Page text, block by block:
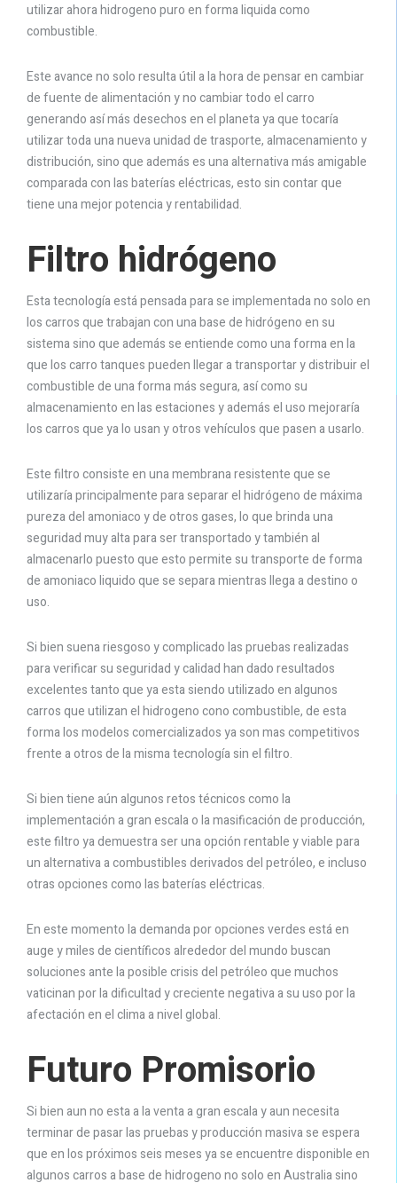
utilizar ahora hidrogeno puro en forma liquida como
combustible.
Este avance no solo resulta útil a la hora de pensar en cambiar
de fuente de alimentación y no cambiar todo el carro
generando así más desechos en el planeta ya que tocaría
utilizar toda una nueva unidad de trasporte, almacenamiento y
distribución, sino que además es una alternativa más amigable
comparada con las baterías eléctricas, esto sin contar que
tiene una mejor potencia y rentabilidad.
Filtro hidrógeno
Esta tecnología está pensada para se implementada no solo en
los carros que trabajan con una base de hidrógeno en su
sistema sino que además se entiende como una forma en la
que los carro tanques pueden llegar a transportar y distribuir el
combustible de una forma más segura, así como su
almacenamiento en las estaciones y además el uso mejoraría
los carros que ya lo usan y otros vehículos que pasen a usarlo.
Este filtro consiste en una membrana resistente que se
utilizaría principalmente para separar el hidrógeno de máxima
pureza del amoniaco y de otros gases, lo que brinda una
seguridad muy alta para ser transportado y también al
almacenarlo puesto que esto permite su transporte de forma
de amoniaco liquido que se separa mientras llega a destino o
uso.
Si bien suena riesgoso y complicado las pruebas realizadas
para verificar su seguridad y calidad han dado resultados
excelentes tanto que ya esta siendo utilizado en algunos
carros que utilizan el hidrogeno cono combustible, de esta
forma los modelos comercializados ya son mas competitivos
frente a otros de la misma tecnología sin el filtro.
Si bien tiene aún algunos retos técnicos como la
implementación a gran escala o la masificación de producción,
este filtro ya demuestra ser una opción rentable y viable para
un alternativa a combustibles derivados del petróleo, e incluso
otras opciones como las baterías eléctricas.
En este momento la demanda por opciones verdes está en
auge y miles de científicos alrededor del mundo buscan
soluciones ante la posible crisis del petróleo que muchos
vaticinan por la dificultad y creciente negativa a su uso por la
afectación en el clima a nivel global.
Futuro Promisorio
Si bien aun no esta a la venta a gran escala y aun necesita
terminar de pasar las pruebas y producción masiva se espera
que en los próximos seis meses ya se encuentre disponible en
algunos carros a base de hidrogeno no solo en Australia sino